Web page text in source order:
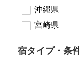
沖縄県
宮崎県
宿タイプ・条